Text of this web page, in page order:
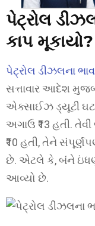
પેટ્રોલ
કાપ
પેટ્રોલ ડીઝલના
સત્તાવાર આદેશ મુજબ,
એક્સાઈઝ ડ્યૂટી
અગાઉ ₹13 હતી.
₹10 હતી, તેને
છે. એટલે કે, બંને ઇંધણ
આવ્યો છે.